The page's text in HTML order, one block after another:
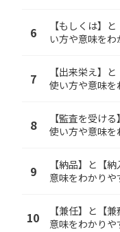
6
【もしくは】
い方や意味を
7
【出来栄え】
使い方や意味
8
【監査を受け
使い方や意味
9
【納品】と【
意味をわかりや
10
【兼任】と【
意味をわかりや